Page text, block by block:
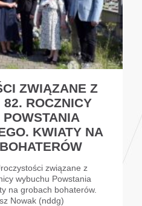
ZWIĄZANE Z
ROCZNICY
KWIATY NA
związane z
wybuchu Powstania
na grobach bohaterów.
Nowak (nddg)